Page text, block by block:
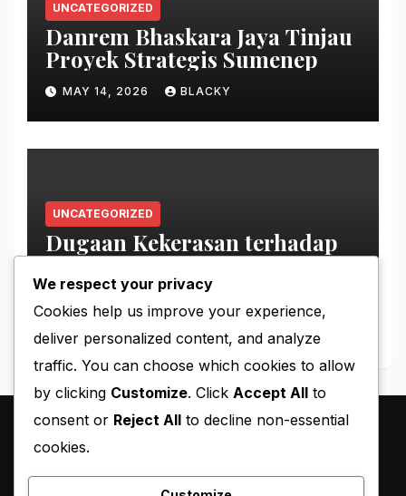
UNCATEGORIZED
Danrem Bhaskara Jaya Tinjau
Proyek Strategis Sumenep
MAY 14, 2026 BLACKY
UNCATEGORIZED
Dugaan Kekerasan terhadap
Tahanan Perempuan Palestina
We respect your privacy
Cookies help us improve your experience,
deliver personalized content, and analyze
traffic. You can choose which cookies to allow
by clicking Customize. Click Accept All to
consent or Reject All to decline non-essential
cookies.